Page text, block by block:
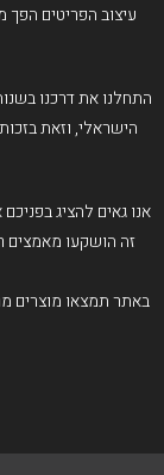
עיצוב הפריטים הפך
התחלנו את דרכנו
הישראלי, וזאת
אנו גאים להציג
זה הושקעו מאמצים
באתר תמצאו מוצרים